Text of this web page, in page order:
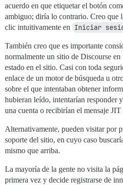
acuerdo en que etiquetar el botón
ambiguo; diría lo contrario. Creo que
clic intuitivamente en Iniciar
También creo que es importante
normalmente un sitio de Discourse
estado en el sitio. Casi con toda
enlace de un motor de búsqueda u
sobre el que intentaban obtener
hubieran leído, intentarían responder
una cuenta o recibirían el mensaje
Alternativamente, pueden visitar por
soporte del sitio, en cuyo caso
mismo que arriba.
La mayoría de la gente no visita la
primera vez y decide registrarse de